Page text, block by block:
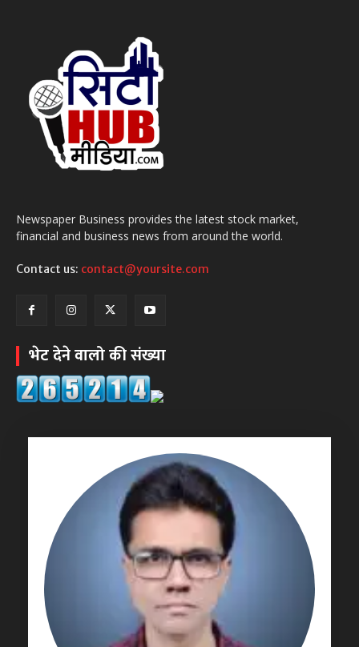
Newspaper Business provides the latest stock market,
financial and business news from around the world.
Contact us: contact@yoursite.com
भेट देने वालो की संख्या